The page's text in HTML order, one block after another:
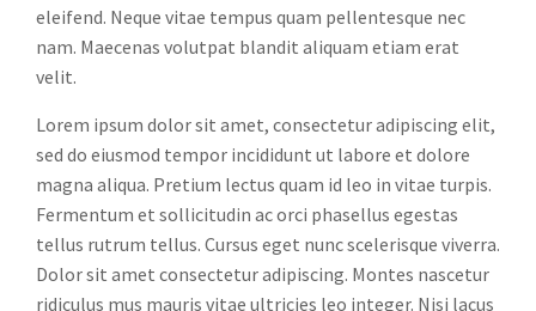
eleifend. Neque vitae tempus quam pellentesque nec
nam. Maecenas volutpat blandit aliquam etiam erat
velit.
Lorem ipsum dolor sit amet, consectetur adipiscing elit,
sed do eiusmod tempor incididunt ut labore et dolore
magna aliqua. Pretium lectus quam id leo in vitae turpis.
Fermentum et sollicitudin ac orci phasellus egestas
tellus rutrum tellus. Cursus eget nunc scelerisque viverra.
Dolor sit amet consectetur adipiscing. Montes nascetur
ridiculus mus mauris vitae ultricies leo integer. Nisi lacus